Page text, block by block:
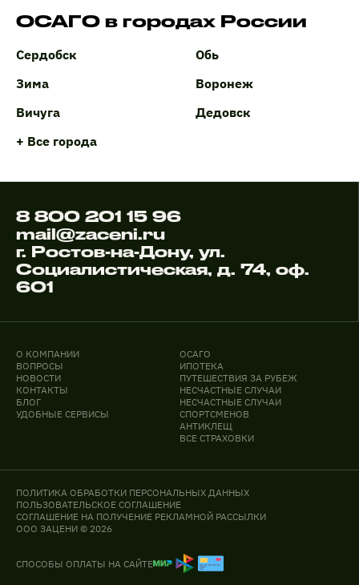
ОСАГО в городах России
Сердобск
Обь
Зима
Воронеж
Вичуга
Дедовск
+ Все города
8 800 201 15 96
mail@zaceni.ru
г. Ростов-на-Дону, ул.
Социалистическая, д. 74, оф.
601
О КОМПАНИИ
ВОПРОСЫ
НОВОСТИ
КОНТАКТЫ
БЛОГ
УДОБНЫЕ СЕРВИСЫ
ОСАГО
ИПОТЕКА
ПУТЕШЕСТВИЯ ЗА РУБЕЖ
НЕСЧАСТНЫЕ СЛУЧАИ
НЕСЧАСТНЫЕ СЛУЧАИ
СПОРТСМЕНОВ
АНТИКЛЕЩ
ВСЕ СТРАХОВКИ
ПОЛИТИКА ОБРАБОТКИ ПЕРСОНАЛЬНЫХ ДАННЫХ
ПОЛЬЗОВАТЕЛЬСКОЕ СОГЛАШЕНИЕ
СОГЛАШЕНИЕ НА ПОЛУЧЕНИЕ РЕКЛАМНОЙ РАССЫЛКИ
ООО ЗАЦЕНИ © 2026
СПОСОБЫ ОПЛАТЫ НА САЙТЕ